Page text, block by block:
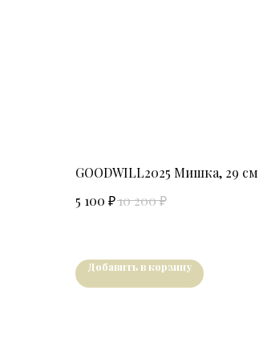
GOODWILL2025 Мишка, 29 см
5 100 ₽10 200₽
Добавить в корзину